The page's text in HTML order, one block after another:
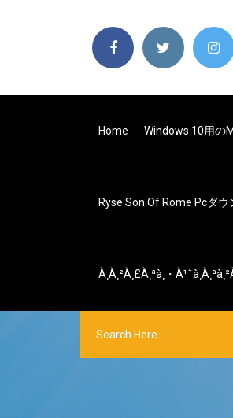
Home Windows 10用の
Ryse Son Of Rome Pcダウ
À¸à¸²à¸£à¸ªà¸・